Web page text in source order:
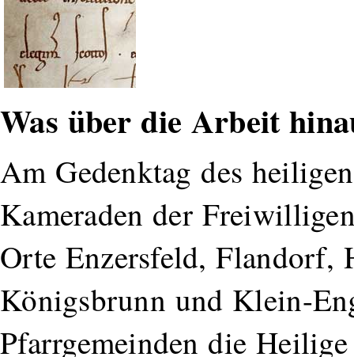
Was über die Arbeit
Am Gedenktag des
Kameraden der
Orte Enzersfeld, Flandorf,
Königsbrunn und Klein-
Pfarrgemeinden die